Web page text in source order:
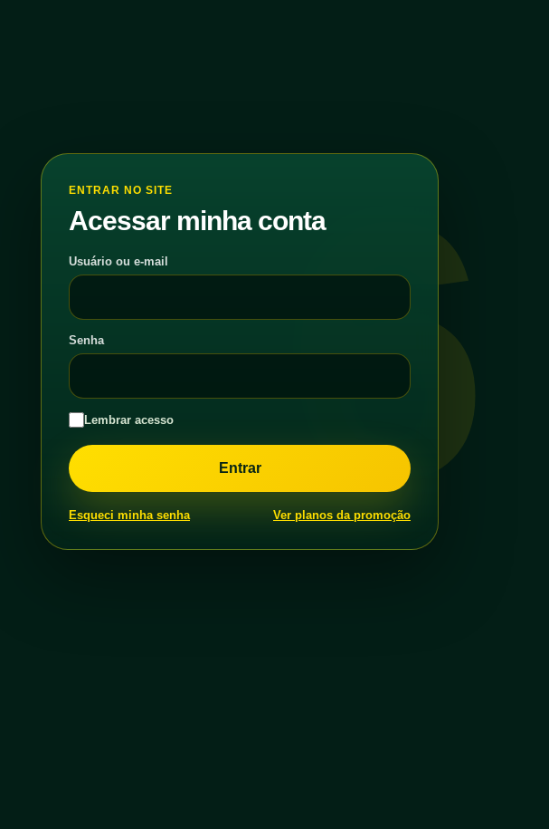
6
ENTRAR NO SITE
Acessar minha conta
Usuário ou e-mail
Senha
Lembrar acesso
Esqueci minha senha Ver planos da promoção